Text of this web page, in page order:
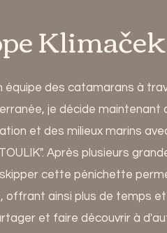
Klimaček
équipe des catamarans à
je décide maintenant
et des milieux marins
Après plusieurs
cette pénichette
offrant ainsi plus de temps et
et faire découvrir à